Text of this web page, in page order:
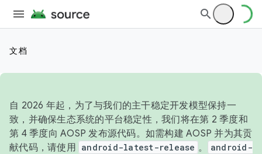
文档
自 2026 年起，为了与我们的主干稳定开发模型保持一
致，并确保生态系统的平台稳定性，我们将在第 2 季度和
第 4 季度向 AOSP 发布源代码。如需构建 AOSP 并为其贡
献代码，请使用 android-latest-release 。
android-